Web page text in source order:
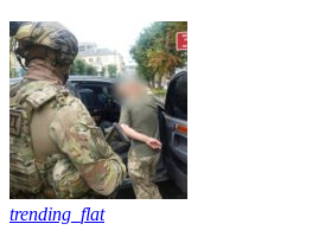
trending_flat